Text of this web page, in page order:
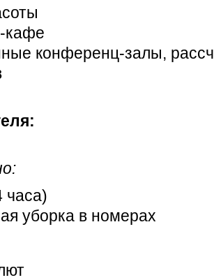
кафе
конференц-залы,
часа)
уборка в номерах